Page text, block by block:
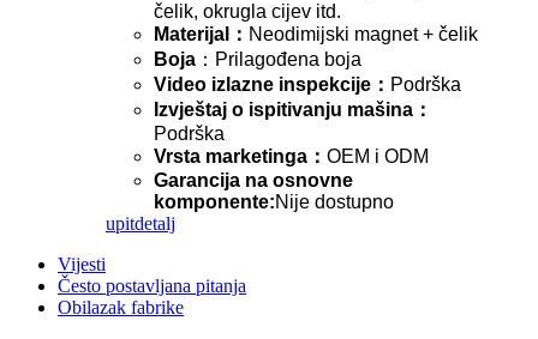
čelik, okrugla cijev itd.
Materijal： Neodimijski magnet + čelik
Boja ：Prilagođena boja
Video izlazne inspekcije： Podrška
Izvještaj o ispitivanju mašina：
Podrška
Vrsta marketinga： OEM i ODM
Garancija na osnovne
komponente:Nije dostupno
upitdetalj
Vijesti
Često postavljana pitanja
Obilazak fabrike